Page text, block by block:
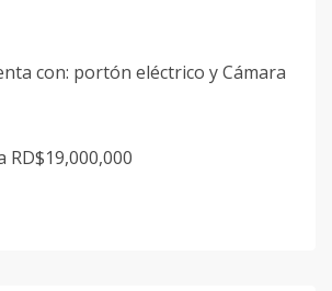
con: portón eléctrico y Cámara
RD$19,000,000